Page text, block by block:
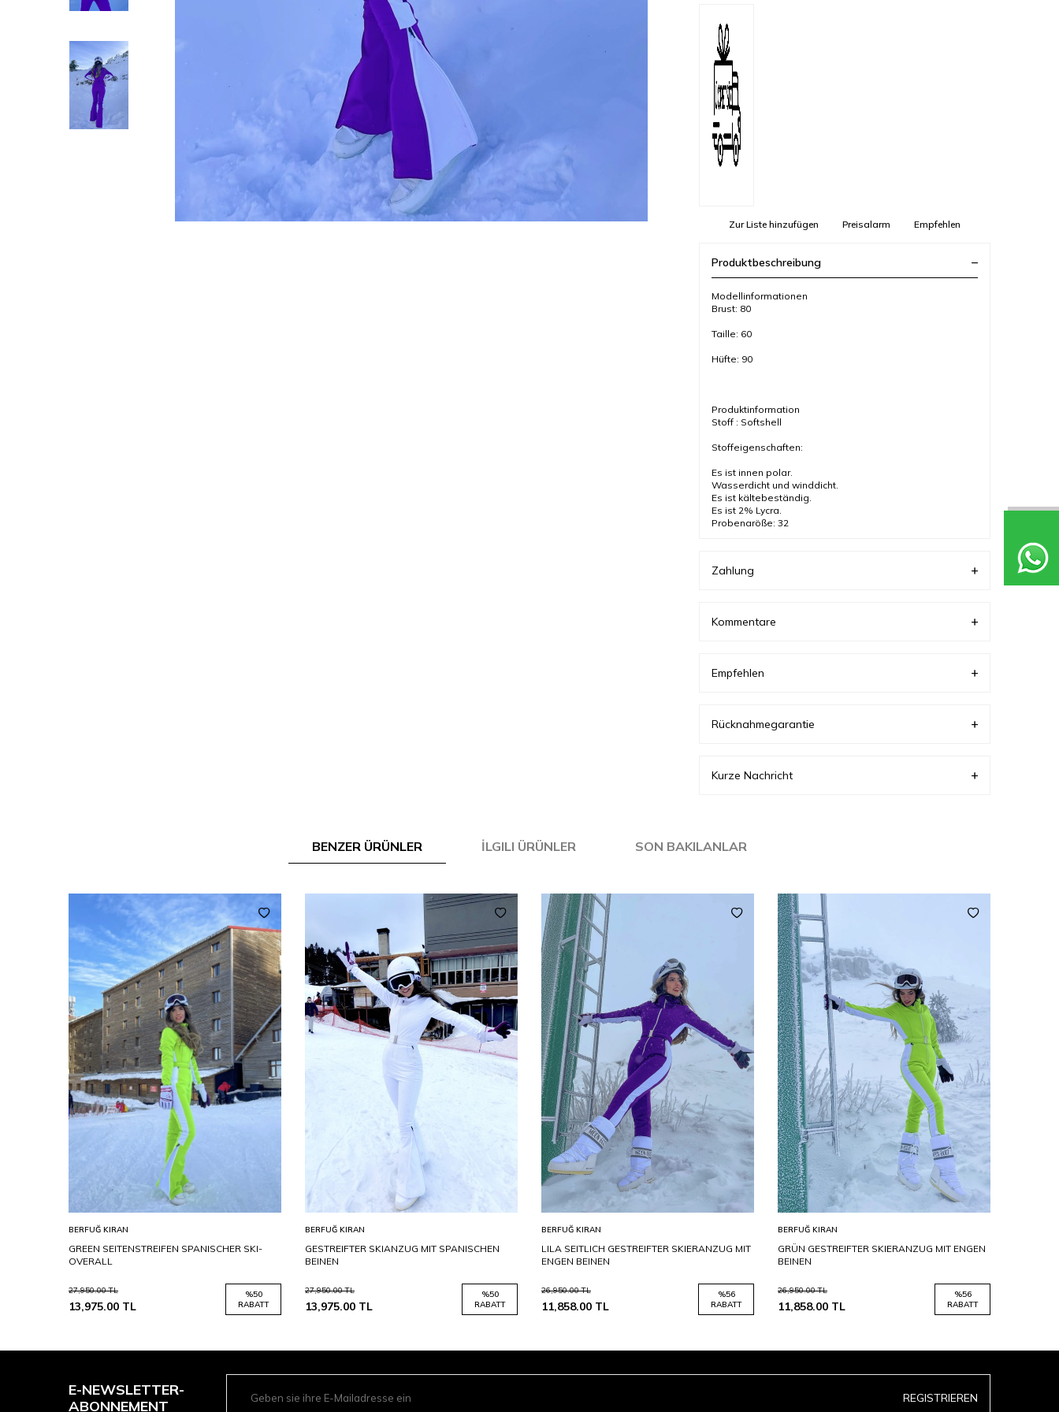
Zur Liste hinzufügen Preisalarm Empfehlen
Produktbeschreibung
Modellinformationen
Brust: 80
Taille: 60
Hüfte: 90
Produktinformation
Stoff : Softshell
Stoffeigenschaften:
Es ist innen polar.
Wasserdicht und winddicht.
Es ist kältebeständig.
Es ist 2% Lycra.
Probengröße: 32
Zahlung
Kommentare
Empfehlen
Rücknahmegarantie
Kurze Nachricht
BENZER ÜRÜNLER İLGILI ÜRÜNLER SON BAKILANLAR
BERFUĞ KIRAN
GREEN SEITENSTREIFEN SPANISCHER SKI-
OVERALL
27,950.00TL
13,975.00 TL
%50
RABATT
BERFUĞ KIRAN
GESTREIFTER SKIANZUG MIT SPANISCHEN
BEINEN
27,950.00TL
13,975.00 TL
%50
RABATT
BERFUĞ KIRAN
LILA SEITLICH GESTREIFTER SKIERANZUG MIT
ENGEN BEINEN
26,950.00TL
11,858.00 TL
%56
RABATT
BERFUĞ KIRAN
GRÜN GESTREIFTER SKIERANZUG MIT ENGEN
BEINEN
26,950.00TL
11,858.00 TL
%56
RABATT
E-NEWSLETTER-
ABONNEMENT
REGISTRIEREN